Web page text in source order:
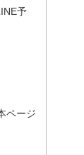
予
ページ